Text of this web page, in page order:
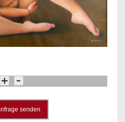
senden